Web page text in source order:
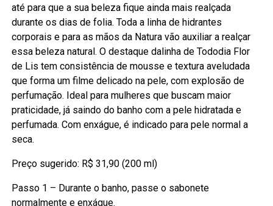
até para que a sua beleza fique ainda mais realçada
durante os dias de folia. Toda a linha de hidrantes
corporais e para as mãos da Natura vão auxiliar a realçar
essa beleza natural. O destaque dalinha de Tododia Flor
de Lis tem consistência de mousse e textura aveludada
que forma um filme delicado na pele, com explosão de
perfumação. Ideal para mulheres que buscam maior
praticidade, já saindo do banho com a pele hidratada e
perfumada. Com enxágue, é indicado para pele normal a
seca.
Preço sugerido: R$ 31,90 (200 ml)
Passo 1 – Durante o banho, passe o sabonete
normalmente e enxágue.